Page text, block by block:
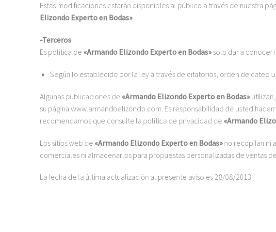
Estas modificaciones estarán disponibles al público a través de nuestra
Elizondo Experto en Bodas».
-Terceros
Es política de «Armando Elizondo Experto en Bodas» solo dar a conocer
Según lo establecido por la ley a través de citatorios, orden de cateo
Algunas publicaciones de «Armando Elizondo Experto en Bodas»
su página www.armandoelizondo.com . Es responsabilidad de usted
recomendamos que consulte la política de privacidad de «Armando
Los sitios web de «Armando Elizondo Experto en Bodas» no recopilan ni
comerciales ni almacenarlos para propuestas personalizadas de ventas
La fecha de la última actualización al presente aviso es 28/08/2013